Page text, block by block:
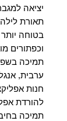
יציאה
תאורת
בטוחה
וכפתורים
תמיכה
ערבית,
להורדת
‏תמיכה